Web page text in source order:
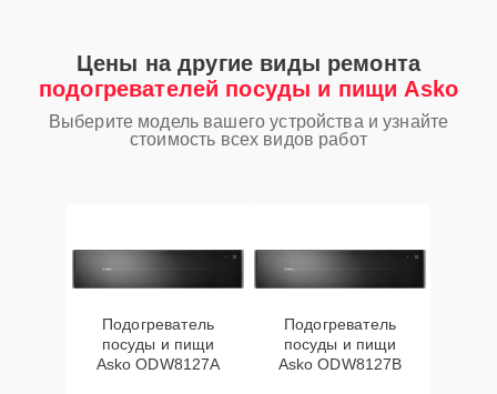
Цены на другие виды ремонта
подогревателей посуды и пищи Asko
Выберите модель вашего устройства и узнайте
стоимость всех видов работ
Подогреватель
посуды и пищи
Asko ODW8127A
Подогреватель
посуды и пищи
Asko ODW8127B